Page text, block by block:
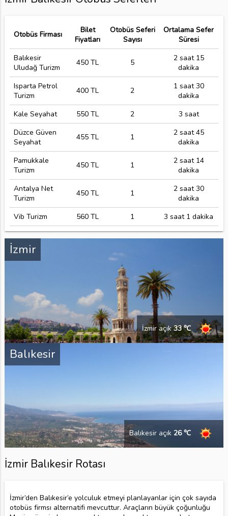
Otobüs Firması
Bilet
Fiyatları
Otobüs Seferi
Sayısı
Ortalama Sefer
Süresi
Balıkesir
Uludağ Turizm
450 TL 5
2 saat 15
dakika
Isparta Petrol
Turizm
400 TL 2
1 saat 30
dakika
Kale Seyahat
550 TL 2
3 saat
Düzce Güven
Seyahat
455 TL 1
2 saat 45
dakika
Pamukkale
Turizm
450 TL 1
2 saat 14
dakika
Antalya Net
Turizm
450 TL 1
2 saat 30
dakika
Vib Turizm
560 TL 1 3 saat 1 dakika
İzmir
İzmir açık33 ℃
Balıkesir
Balıkesir açık 26 ℃
İzmir Balıkesir Rotası
İzmir’den Balıkesir’e yolculuk etmeyi planlayanlar için çok sayıda
otobüs firmsı alternatifi mevcuttur. Araçların büyük çoğunluğu